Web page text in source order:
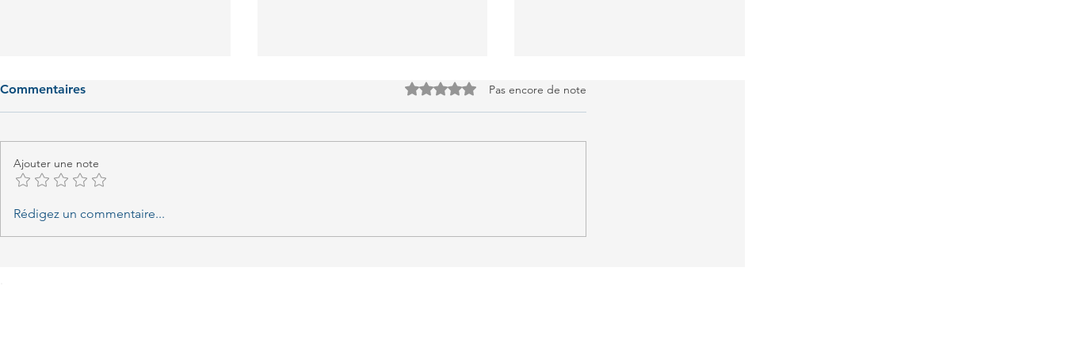
Clafoutis Bleu Blanc Coeur
aux abricots
Commentaires Noté 0 étoile sur 5.Pas encore de note
Ajouter une note
Rédigez un commentaire...